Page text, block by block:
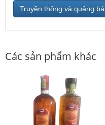
Truyền thông và quảng bá
Các sản phẩm khác